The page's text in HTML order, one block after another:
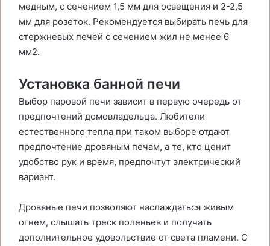
медным, с сечением 1,5 мм для освещения и 2-2,5
мм для розеток. Рекомендуется выбирать печь для
стержневых печей с сечением жил не менее 6
мм2.
Установка банной печи
Выбор паровой печи зависит в первую очередь от
предпочтений домовладельца. Любители
естественного тепла при таком выборе отдают
предпочтение дровяным печам, а те, кто ценит
удобство рук и время, предпочтут электрический
вариант.
Дровяные печи позволяют наслаждаться живым
огнем, слышать треск поленьев и получать
дополнительное удовольствие от света пламени. С